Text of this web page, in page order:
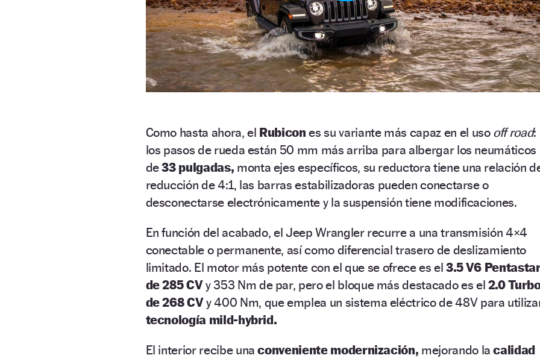
Como hasta ahora, el Rubicon es su variante más capaz en el uso off road:
los pasos de rueda están 50 mm más arriba para albergar los neumáticos
de33 pulgadas, monta ejes específicos, su reductora tiene una relación
reducción de 4:1, las barras estabilizadoras pueden conectarse o
desconectarse electrónicamente y la suspensión tiene modificaciones.
En función del acabado, el Jeep Wrangler recurre a una transmisión 4×4
conectable o permanente, así como diferencial trasero de deslizamiento
limitado. El motor más potente con el que se ofrece es el3.5 V6
de 285 CVy 353 Nm de par, pero el bloque más destacado es el 2.0
de 268 CVy 400 Nm, que emplea un sistema eléctrico de 48V para
tecnología mild-hybrid.
El interior recibe una conveniente modernización, mejorando lacalidad